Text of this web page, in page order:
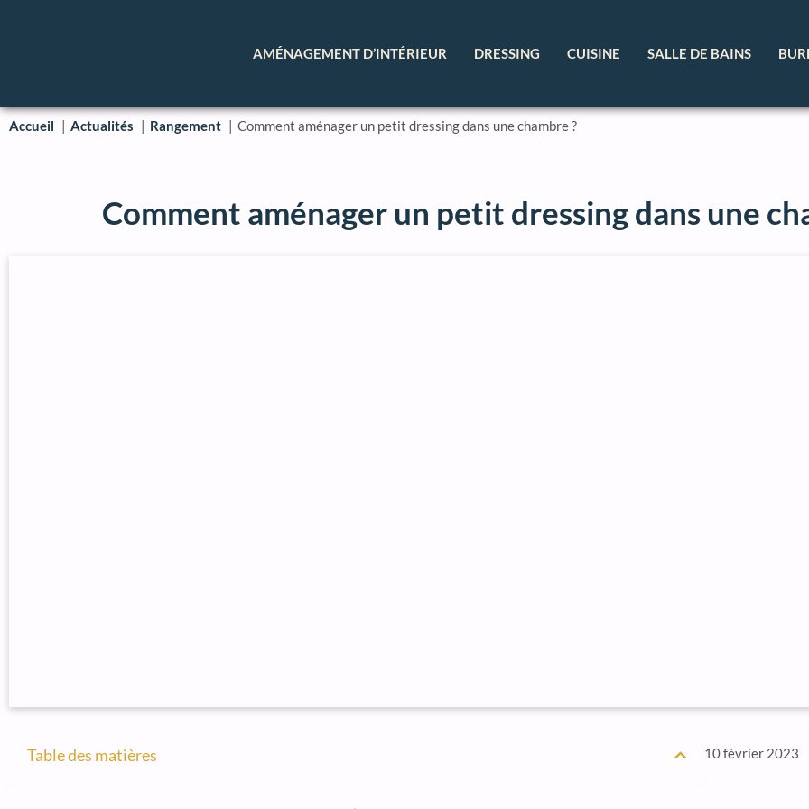
AMÉNAGEMENT D’INTÉRIEUR DRESSING CUISINE SALLE DE BAINS
Accueil Actualités Rangement Comment aménager un petit dressing dans une chambre ?
Comment aménager un petit dressing dans une
Table des matières 10 février 2023